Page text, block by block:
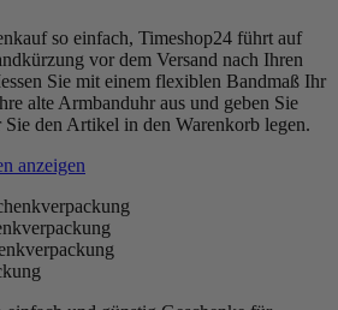
so einfach, Timeshop24 führt auf
vor dem Versand nach Ihren
Sie mit einem flexiblen Bandmaß Ihr
alte Armbanduhr aus und geben Sie
Sie den Artikel in den Warenkorb legen.
anzeigen